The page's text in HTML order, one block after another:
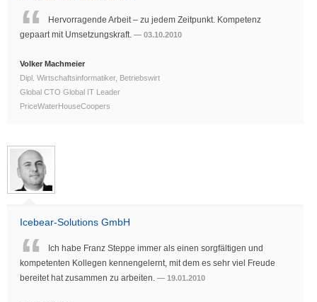
Hervorragende Arbeit – zu jedem Zeitpunkt. Kompetenz
gepaart mit Umsetzungskraft.
03.10.2010
Volker Machmeier
Dipl. Wirtschaftsinformatiker, Betriebswirt
Global CTO Global IT Leader
PriceWaterHouseCoopers
Icebear-Solutions GmbH
Ich habe Franz Steppe immer als einen sorgfältigen und
kompetenten Kollegen kennengelernt, mit dem es sehr viel Freude
bereitet hat zusammen zu arbeiten.
19.01.2010